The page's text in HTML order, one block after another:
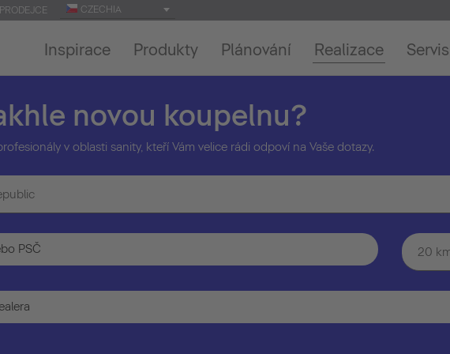
CZECHIA
Inspirace Produkty Plánování Realizace Servis
novou koupelnu?
v oblasti sanity, kteří Vám velice rádi odpoví na Vaše dotazy.
20